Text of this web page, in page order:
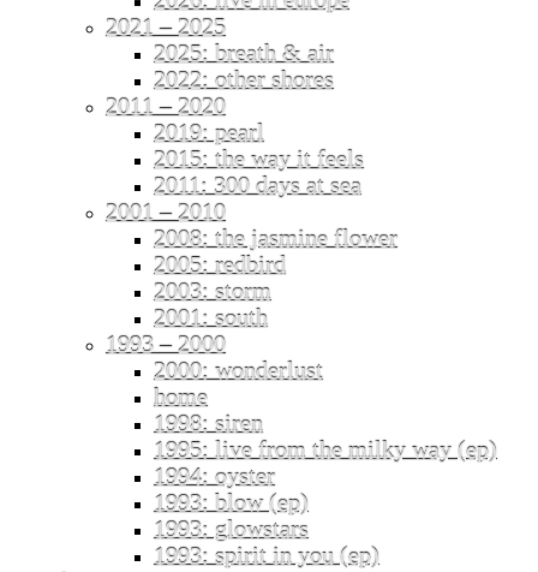
2021 – 2025
2025: breath & air
2022: other shores
2011 – 2020
2019: pearl
2015: the way it feels
2011: 300 days at sea
2001 – 2010
2008: the jasmine flower
2005: redbird
2003: storm
2001: south
1993 – 2000
2000: wonderlust
home
1998: siren
1995: live from the milky way (ep)
1994: oyster
1993: blow (ep)
1993: glowstars
1993: spirit in you (ep)